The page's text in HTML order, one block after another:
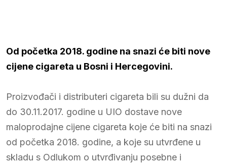
Od početka 2018. godine na snazi će biti nove
cijene cigareta u Bosni i Hercegovini.
Proizvođači i distributeri cigareta bili su dužni da
do 30.11.2017. godine u UIO dostave nove
maloprodajne cijene cigareta koje će biti na snazi
od početka 2018. godine, a koje su utvrđene u
skladu s Odlukom o utvrđivanju posebne i